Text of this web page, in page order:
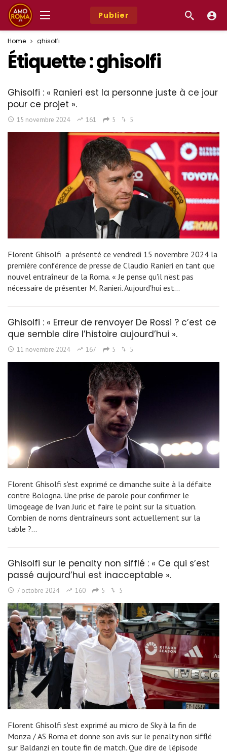
Publier
Home ghisolfi
Étiquette :ghisolfi
Ghisolfi : « Ranieri est la personne juste à ce jour
pour ce projet ».
15 novembre 2024 161 5 5
Florent Ghisolfi a présenté ce vendredi 15 novembre 2024 la
première conférence de presse de Claudio Ranieri en tant que
nouvel entraîneur de la Roma. « Je pense qu'il n'est pas
nécessaire de présenter M. Ranieri. Aujourd'hui est…
Ghisolfi : « Erreur de renvoyer De Rossi ? c’est ce
que semble dire l’histoire aujourd’hui ».
11 novembre 2024 167 5 5
Florent Ghisolfi s'est exprimé ce dimanche suite à la défaite
contre Bologna. Une prise de parole pour confirmer le
limogeage de Ivan Juric et faire le point sur la situation.
Combien de noms d’entraîneurs sont actuellement sur la
table ?…
Ghisolfi sur le penalty non sifflé : « Ce qui s’est
passé aujourd’hui est inacceptable ».
7 octobre 2024 160 5 5
Florent Ghisolfi s'est exprimé au micro de Sky à la fin de
Monza / AS Roma et donne son avis sur le penalty non sifflé
sur Baldanzi en toute fin de match. Que dire de l'épisode